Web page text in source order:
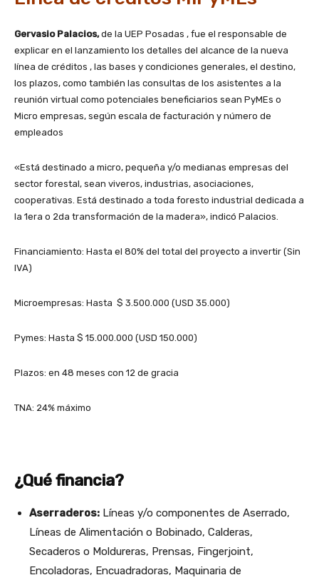
Gervasio Palacios,de la UEP Posadas , fue el responsable de
explicar en el lanzamiento los detalles del alcance de la nueva
línea de créditos , las bases y condiciones generales, el destino,
los plazos, como también las consultas de los asistentes a la
reunión virtual como potenciales beneficiarios sean PyMEs o
Micro empresas, según escala de facturación y número de
empleados
«Está destinado a micro, pequeña y/o medianas empresas del
sector forestal, sean viveros, industrias, asociaciones,
cooperativas. Está destinado a toda foresto industrial dedicada a
la 1era o 2da transformación de la madera», indicó Palacios.
Financiamiento: Hasta el 80% del total del proyecto a invertir (Sin
IVA)
Microempresas: Hasta $ 3.500.000 (USD 35.000)
Pymes: Hasta $ 15.000.000 (USD 150.000)
Plazos: en 48 meses con 12 de gracia
TNA: 24% máximo
¿Qué financia?
Aserraderos: Líneas y/o componentes de Aserrado,
Líneas de Alimentación o Bobinado, Calderas,
Secaderos o Moldureras, Prensas, Fingerjoint,
Encoladoras, Encuadradoras, Maquinaria de